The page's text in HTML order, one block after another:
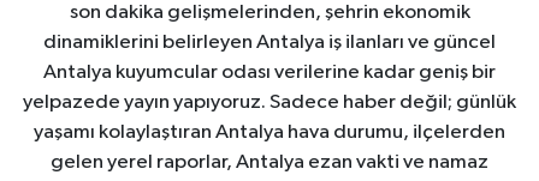
son dakika gelişmelerinden, şehrin ekonomik
dinamiklerini belirleyen Antalya iş ilanları ve güncel
Antalya kuyumcular odası verilerine kadar geniş bir
yelpazede yayın yapıyoruz. Sadece haber değil; günlük
yaşamı kolaylaştıran Antalya hava durumu, ilçelerden
gelen yerel raporlar, Antalya ezan vakti ve namaz